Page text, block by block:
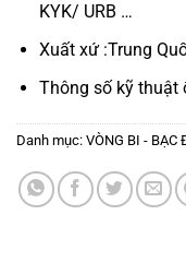
KYK/ URB …
Xuất xứ :Trung
Thông số kỹ thuật
Danh mục: VÒNG BI - BẠC